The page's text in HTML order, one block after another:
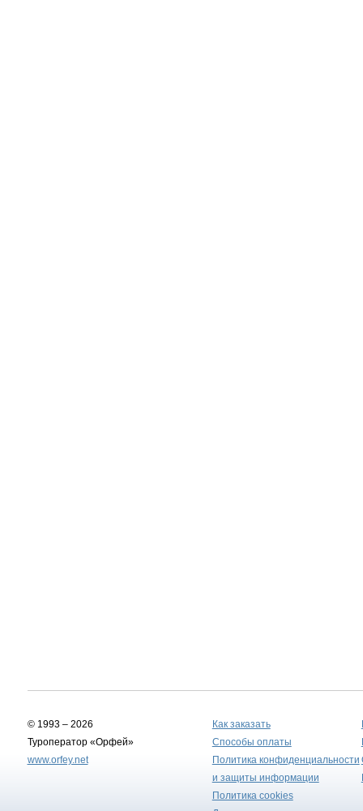
© 1993 – 2026
Туроператор «Орфей»
www.orfey.net
Как заказать
Способы оплаты
Политика конфиденциальности
и защиты информации
Политика cookies